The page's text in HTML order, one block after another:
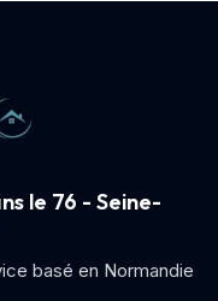
le 76 - Seine-
basé en Normandie